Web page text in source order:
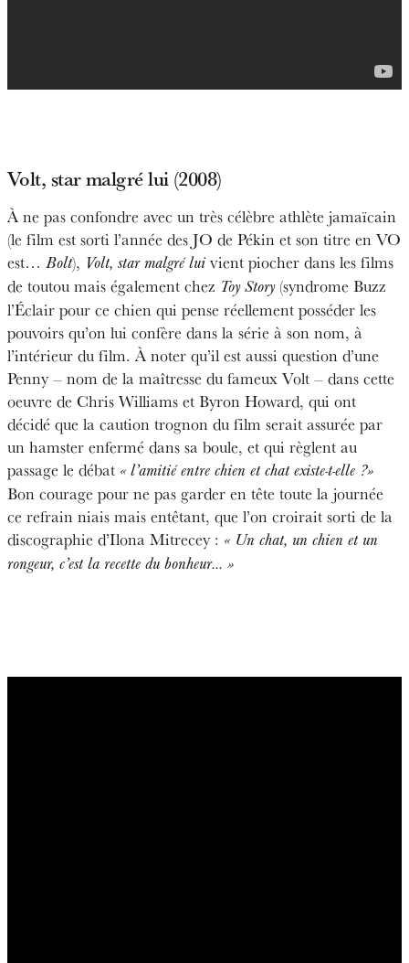
Volt, star malgré lui (2008)
À ne pas confondre avec un très célèbre athlète jamaïcain
(le film est sorti l’année des JO de Pékin et son titre en VO
est… Bolt), Volt, star malgré lui vient piocher dans les films
de toutou mais également chez Toy Story(syndrome Buzz
l’Éclair pour ce chien qui pense réellement posséder les
pouvoirs qu’on lui confère dans la série à son nom, à
l’intérieur du film. À noter qu’il est aussi question d’une
Penny – nom de la maîtresse du fameux Volt – dans cette
oeuvre de Chris Williams et Byron Howard, qui ont
décidé que la caution trognon du film serait assurée par
un hamster enfermé dans sa boule, et qui règlent au
passage le débat « l’amitié entre chien et chat existe-t-elle ?»
Bon courage pour ne pas garder en tête toute la journée
ce refrain niais mais entêtant, que l’on croirait sorti de la
discographie d’Ilona Mitrecey : « Un chat, un chien et un
rongeur, c’est la recette du bonheur… »